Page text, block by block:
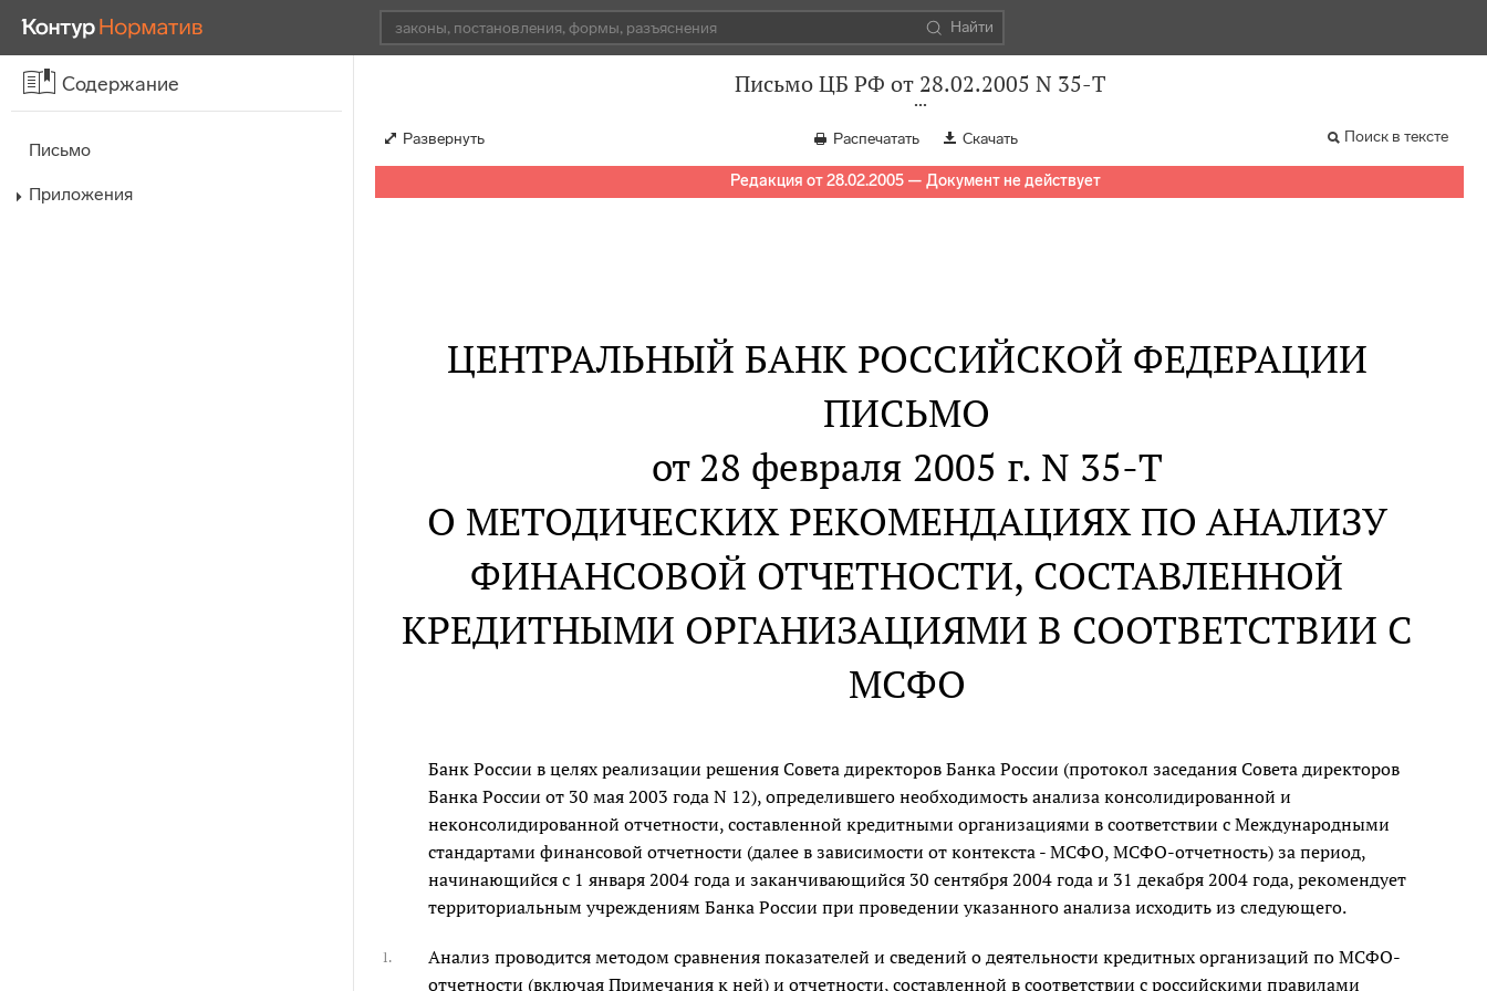
Найти
Содержание
Письмо
Приложения
Письмо ЦБ РФ от 28.02.2005 N 35-Т
Развернуть Распечатать Скачать Поиск в тексте
Редакция от 28.02.2005 — Документ не действует
ЦЕНТРАЛЬНЫЙ БАНК РОССИЙСКОЙ ФЕДЕРАЦИИ
ПИСЬМО
от 28 февраля 2005 г. N 35-Т
О МЕТОДИЧЕСКИХ РЕКОМЕНДАЦИЯХ ПО АНАЛИЗУ
ФИНАНСОВОЙ ОТЧЕТНОСТИ, СОСТАВЛЕННОЙ
КРЕДИТНЫМИ ОРГАНИЗАЦИЯМИ В СООТВЕТСТВИИ С
МСФО
Банк России в целях реализации решения Совета директоров Банка России (протокол заседания Совета директоров
Банка России от 30 мая 2003 года N 12), определившего необходимость анализа консолидированной и
неконсолидированной отчетности, составленной кредитными организациями в соответствии с Международными
стандартами финансовой отчетности (далее в зависимости от контекста - МСФО, МСФО-отчетность) за период,
начинающийся с 1 января 2004 года и заканчивающийся 30 сентября 2004 года и 31 декабря 2004 года, рекомендует
территориальным учреждениям Банка России при проведении указанного анализа исходить из следующего.
1.
Анализ проводится методом сравнения показателей и сведений о деятельности кредитных организаций по МСФО-
отчетности (включая Примечания к ней) и отчетности, составленной в соответствии с российскими правилами